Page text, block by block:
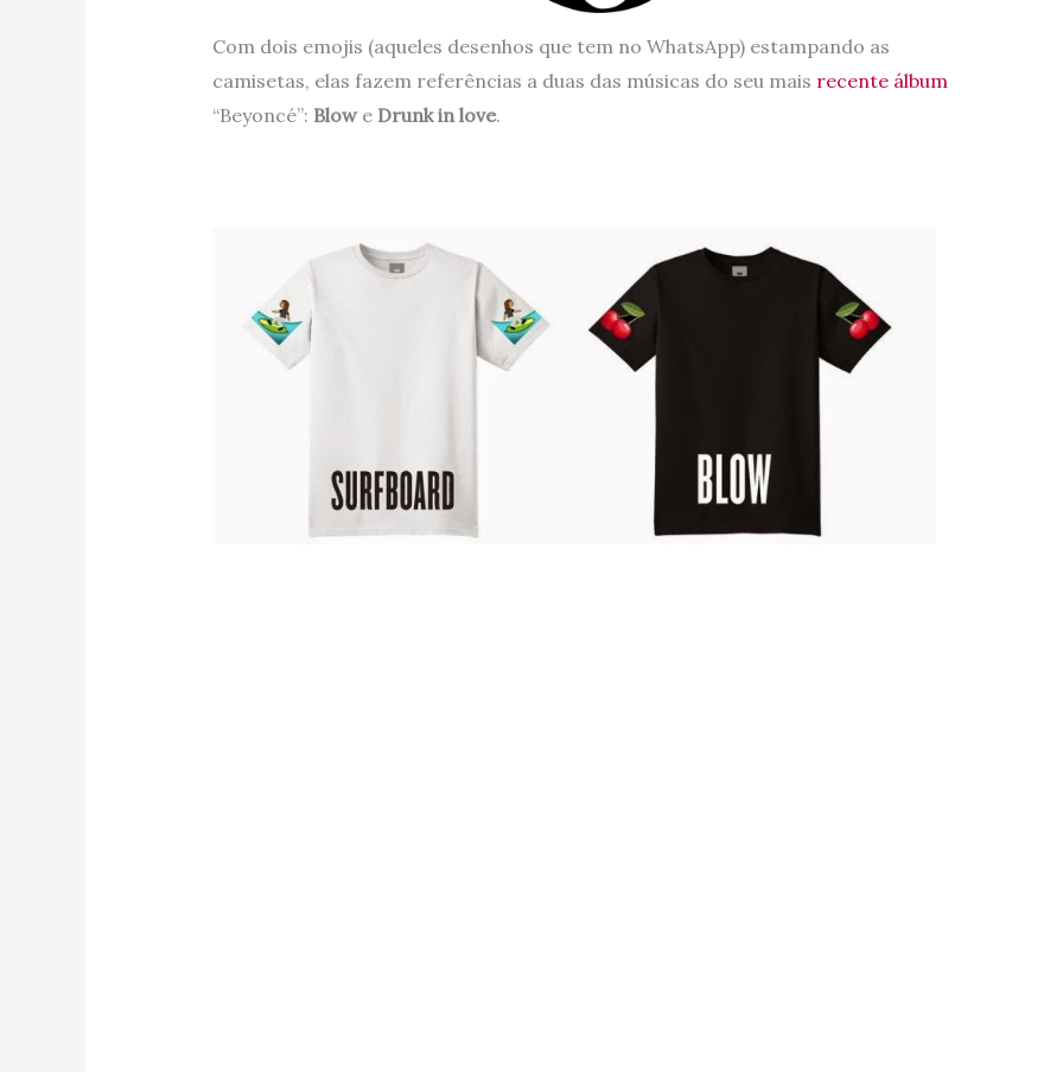
Com dois emojis (aqueles desenhos que tem no WhatsApp) estampando as
camisetas, elas fazem referências a duas das músicas do seu mais recente álbum
“Beyoncé”: Blowe Drunk in love.